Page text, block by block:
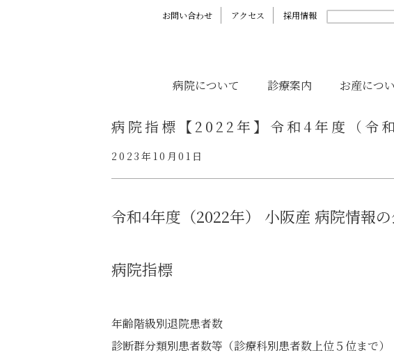
お問い合わせ アクセス 採用情報
病院について 診療案内 お産につ
病院指標【2022年】令和4年度（令
2023年10月01日
令和4年度（2022年） 小阪産 病院情報
病院指標
年齢階級別退院患者数
診断群分類別患者数等（診療科別患者数上位５位まで）